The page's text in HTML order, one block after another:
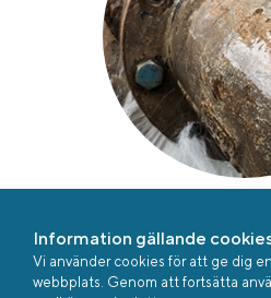
Information gällande
Vi använder cookies för att ge dig
webbplats. Genom att fortsätta
av sina tankar kring
blogginlägg.